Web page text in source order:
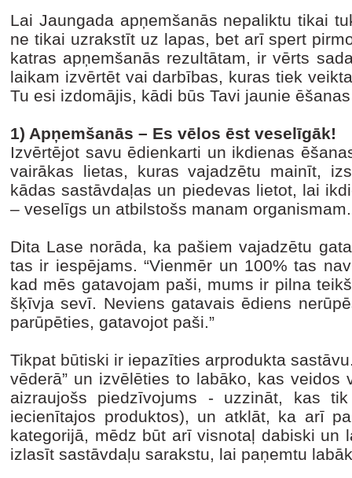
Lai Jaungada apņemšanās nepaliktu tikai
ne tikai uzrakstīt uz lapas, bet arī spert
katras apņemšanās rezultātam, ir vērts
laikam izvērtēt vai darbības, kuras tiek
Tu esi izdomājis, kādi būs Tavi jaunie
1) Apņemšanās – Es vēlos ēst veselīgāk!
Izvērtējot savu ēdienkarti un ikdienas
vairākas lietas, kuras vajadzētu mainīt,
kādas sastāvdaļas un piedevas lietot, lai
– veselīgs un atbilstošs manam
Dita Lase norāda, ka pašiem vajadzētu
tas ir iespējams. “Vienmēr un 100% tas
kad mēs gatavojam paši, mums ir pilna
šķīvja sevī. Neviens gatavais ēdiens
parūpēties, gatavojot paši.”
Tikpat būtiski ir iepazīties arprodukta
vēderā” un izvēlēties to labāko, kas
aizraujošs piedzīvojums - uzzināt, kas
iecienītajos produktos), un atklāt, ka arī
kategorijā, mēdz būt arī visnotaļ dabiski un
izlasīt sastāvdaļu sarakstu, lai paņemtu